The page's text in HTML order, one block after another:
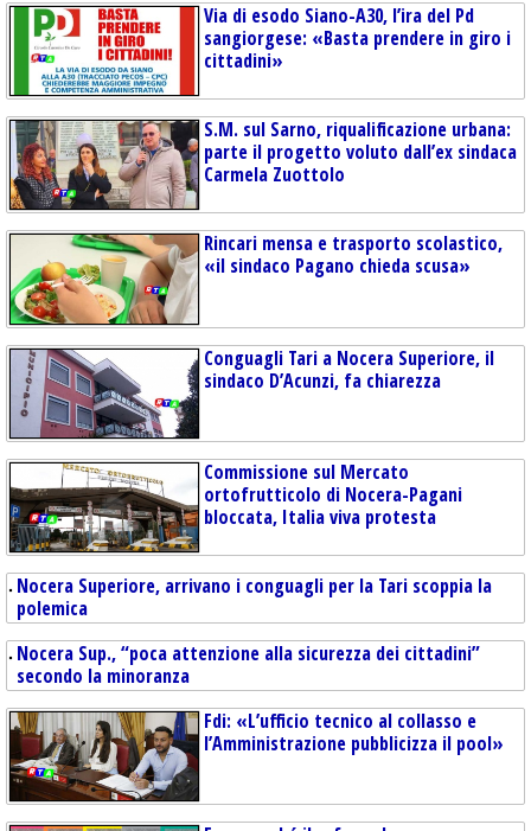
Via di esodo Siano-A30, l’ira del Pd
sangiorgese: «Basta prendere in giro i
cittadini»
S.M. sul Sarno, riqualificazione urbana:
parte il progetto voluto dall’ex sindaca
Carmela Zuottolo
Rincari mensa e trasporto scolastico,
«il sindaco Pagano chieda scusa»
Conguagli Tari a Nocera Superiore, il
sindaco D’Acunzi, fa chiarezza
Commissione sul Mercato
ortofrutticolo di Nocera-Pagani
bloccata, Italia viva protesta
Nocera Superiore, arrivano i conguagli per la Tari scoppia la
polemica
Nocera Sup., “poca attenzione alla sicurezza dei cittadini”
secondo la minoranza
Fdi: «L’ufficio tecnico al collasso e
l’Amministrazione pubblicizza il pool»